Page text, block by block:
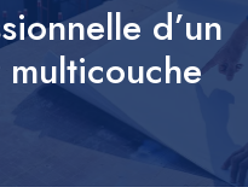
d’un